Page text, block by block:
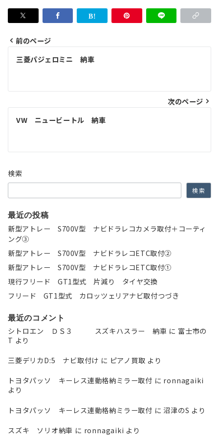
投
ビ
ゲ
シ
ョ
ン
前のページ
三菱パジェロミニ 納車
次のページ
VW ニュービートル 納車
検索
検索
最近の投稿
新型アトレー S700V型 ナビドラレコカメラ取付＋コーティ
ング③
新型アトレー S700V型 ナビドラレコETC取付②
新型アトレー S700V型 ナビドラレコETC取付①
現行フリード GT1型式 片減り タイヤ交換
フリード GT1型式 カロッツェリアナビ取付つづき
最近のコメント
シトロエン ＤＳ３ スズキハスラー 納車 に 富士市の
T より
三菱デリカD:5 ナビ取付け に ピアノ買取 より
トヨタパッソ キーレス連動格納ミラー取付 に ronnagaiki
より
トヨタパッソ キーレス連動格納ミラー取付 に沼津のS より
スズキ ソリオ納車 に ronnagaiki より